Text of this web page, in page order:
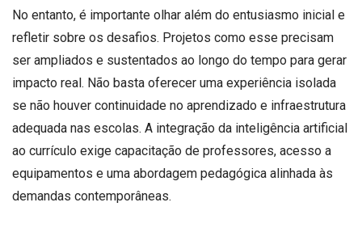
No entanto, é importante olhar além do entusiasmo inicial e
refletir sobre os desafios. Projetos como esse precisam
ser ampliados e sustentados ao longo do tempo para gerar
impacto real. Não basta oferecer uma experiência isolada
se não houver continuidade no aprendizado e infraestrutura
adequada nas escolas. A integração da inteligência artificial
ao currículo exige capacitação de professores, acesso a
equipamentos e uma abordagem pedagógica alinhada às
demandas contemporâneas.